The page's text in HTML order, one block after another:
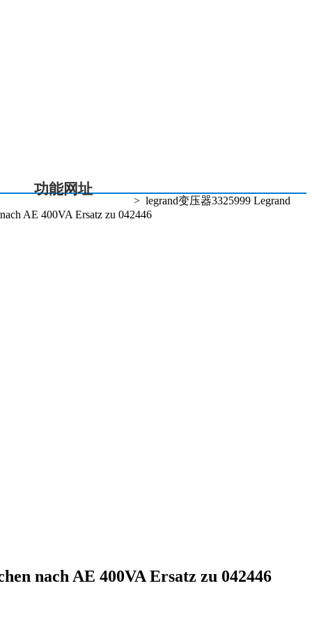
功能网址
> legrand变压器3325999 Legrand
AE 400VA Ersatz zu 042446
nach AE 400VA Ersatz zu 042446